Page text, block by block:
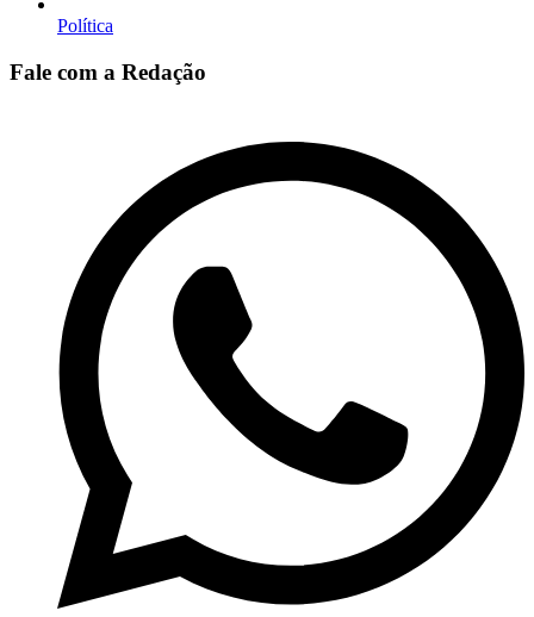
Política
Fale com a Redação